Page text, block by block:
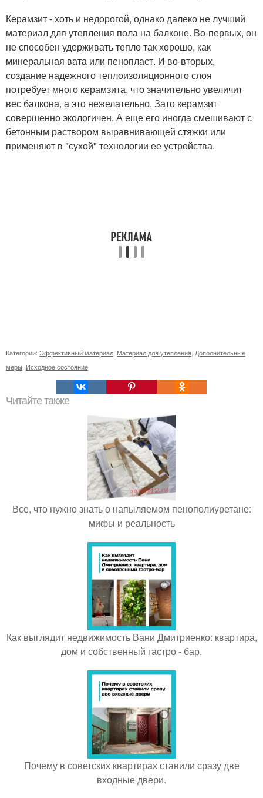
Керамзит - хоть и недорогой, однако далеко не лучший
материал для утепления пола на балконе. Во-первых, он
не способен удерживать тепло так хорошо, как
минеральная вата или пенопласт. И во-вторых,
создание надежного теплоизоляционного слоя
потребует много керамзита, что значительно увеличит
вес балкона, а это нежелательно. Зато керамзит
совершенно экологичен. А еще его иногда смешивают с
бетонным раствором выравнивающей стяжки или
применяют в "сухой" технологии ее устройства.
Категории: Эффективный материал Материал для утепления Дополнительные
меры Исходное состояние
Читайте также
Все, что нужно знать о напыляемом пенополиуретане:
мифы и реальность
Как выглядит недвижимость Вани Дмитриенко: квартира,
дом и собственный гастро - бар.
Почему в советских квартирах ставили сразу две
входные двери.